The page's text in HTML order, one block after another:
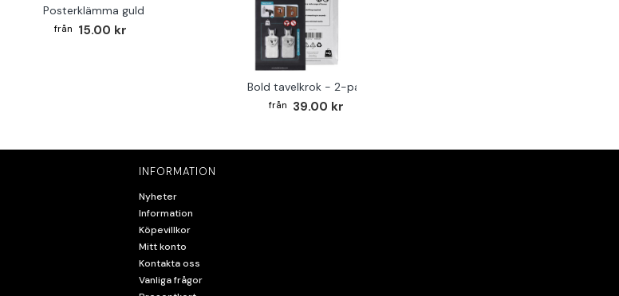
Posterklämma guld
15.00 kr
Bold tavelkrok - 2-pack
39.00 kr
INFORMATION
Nyheter
Information
Köpevillkor
Mitt konto
Kontakta oss
Vanliga frågor